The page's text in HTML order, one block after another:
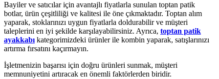
Bayiler ve satıcılar için avantajlı fiyatlarla sunulan toptan patik
botlar, ürün çeşitliliği ve kalitesi ile öne çıkmaktadır. Toptan alım
yaparak, stoklarınızı uygun fiyatlarla doldurabilir ve müşteri
taleplerini en iyi şekilde karşılayabilirsiniz. Ayrıca, toptan patik
ayakkabıkategorimizdeki ürünler ile kombin yaparak, satışlarınızı
artırma fırsatını kaçırmayın.
İşletmenizin başarısı için doğru ürünleri sunmak, müşteri
memnuniyetini artıracak en önemli faktörlerden biridir.